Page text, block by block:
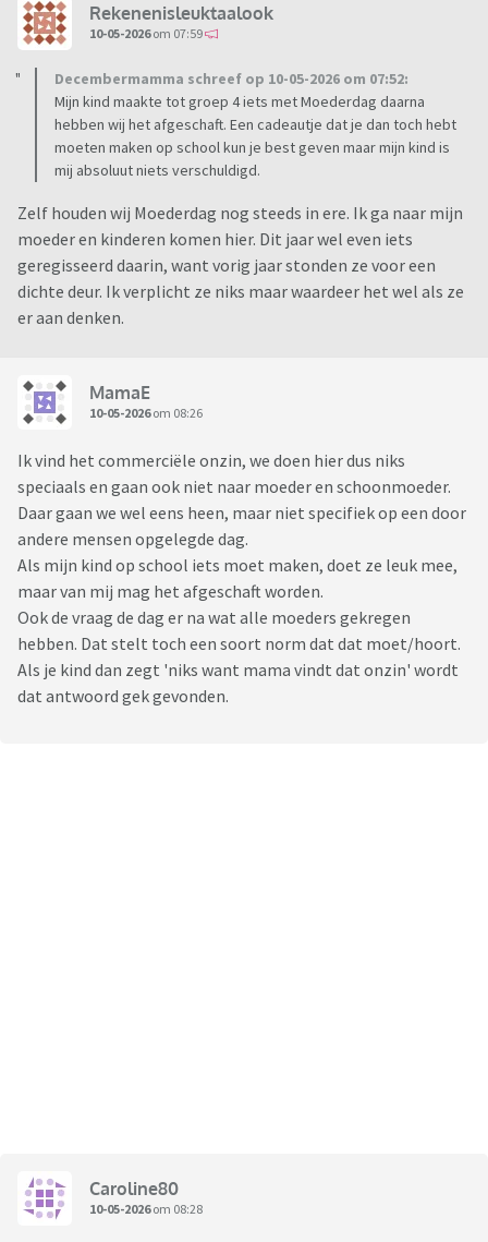
Rekenenisleuktaalook
10-05-2026om 07:59
Decembermamma schreef op 10-05-2026 om 07:52:
Mijn kind maakte tot groep 4 iets met Moederdag daarna
hebben wij het afgeschaft. Een cadeautje dat je dan toch hebt
moeten maken op school kun je best geven maar mijn kind is
mij absoluut niets verschuldigd.
Zelf houden wij Moederdag nog steeds in ere. Ik ga naar mijn
moeder en kinderen komen hier. Dit jaar wel even iets
geregisseerd daarin, want vorig jaar stonden ze voor een
dichte deur. Ik verplicht ze niks maar waardeer het wel als ze
er aan denken.
MamaE
10-05-2026om 08:26
Ik vind het commerciële onzin, we doen hier dus niks
speciaals en gaan ook niet naar moeder en schoonmoeder.
Daar gaan we wel eens heen, maar niet specifiek op een door
andere mensen opgelegde dag.
Als mijn kind op school iets moet maken, doet ze leuk mee,
maar van mij mag het afgeschaft worden.
Ook de vraag de dag er na wat alle moeders gekregen
hebben. Dat stelt toch een soort norm dat dat moet/hoort.
Als je kind dan zegt 'niks want mama vindt dat onzin' wordt
dat antwoord gek gevonden.
Caroline80
10-05-2026om 08:28